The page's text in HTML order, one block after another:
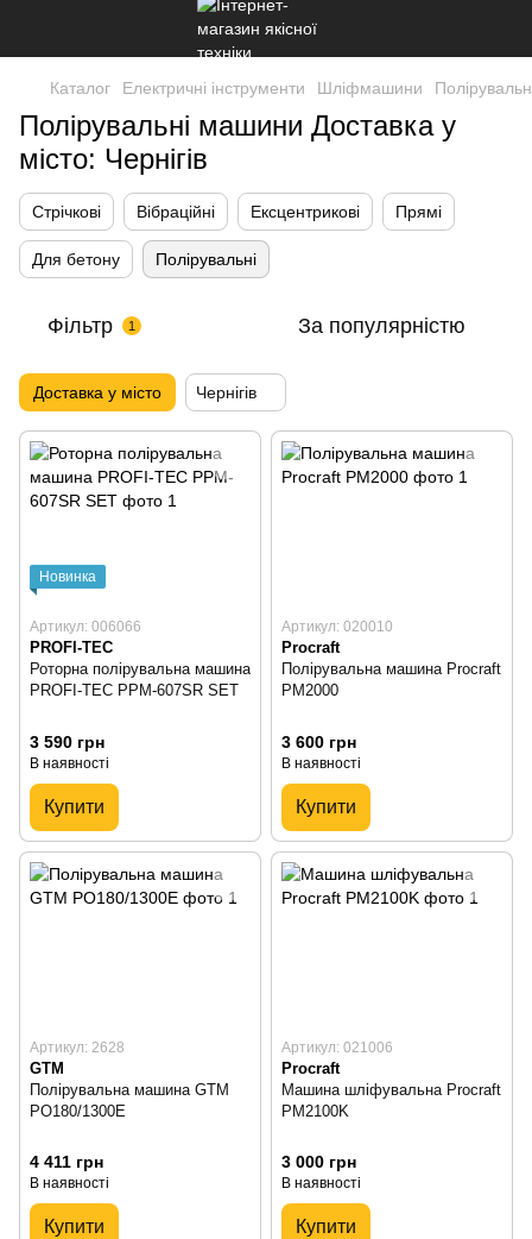
Каталог Електричні інструменти Шліфмашини
Полірувальні машини Доставка у
місто: Чернігів
Стрічкові Вібраційні Ексцентрикові Прямі
Для бетону Полірувальні
Фільтр 1 За популярністю
Доставка у місто Чернігів
Новинка
Артикул: 006066
PROFI-TEC
Роторна полірувальна машина
PROFI-TEC PPM-607SR SET
3 590 грн
В наявності
Купити
Артикул: 020010
Procraft
Полірувальна машина Procraft
PM2000
3 600 грн
В наявності
Купити
Артикул: 2628
GTM
Полірувальна машина GTM
PO180/1300E
4 411 грн
В наявності
Купити
Артикул: 021006
Procraft
Машина шліфувальна Procraft
PM2100K
3 000 грн
В наявності
Купити